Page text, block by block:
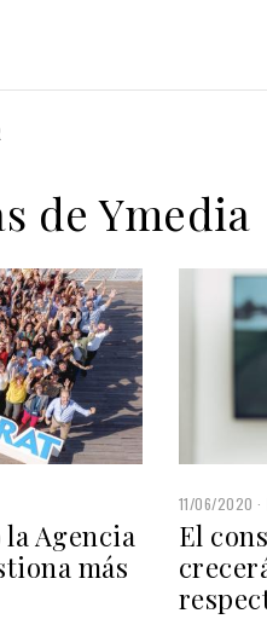
de Ymedia
Agencia
más
11/06/2020
El